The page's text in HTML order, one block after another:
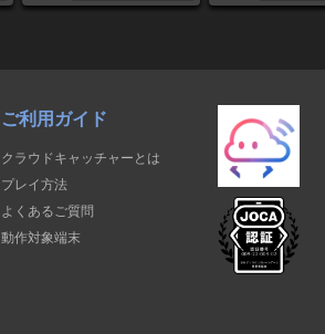
ご利用ガイド
クラウドキャッチャーとは
プレイ方法
よくあるご質問
動作対象端末